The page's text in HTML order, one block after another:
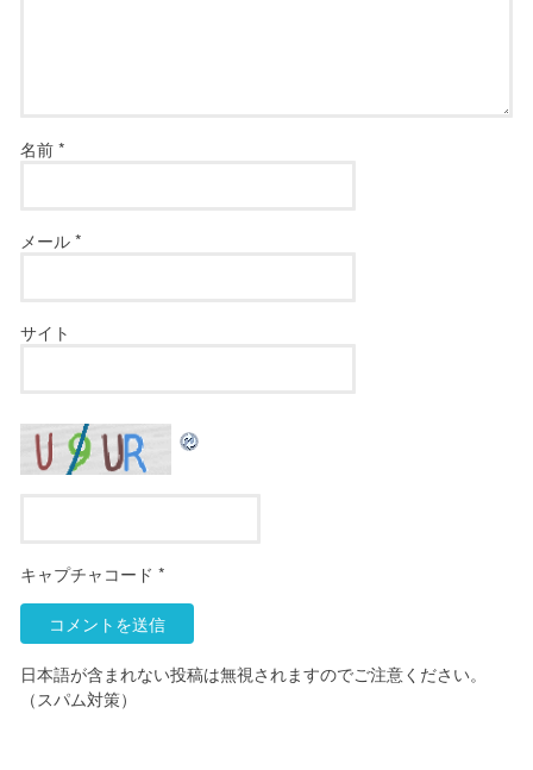
名前*
メール*
サイト
キャプチャコード *
日本語が含まれない投稿は無視されますのでご注意ください。
（スパム対策）